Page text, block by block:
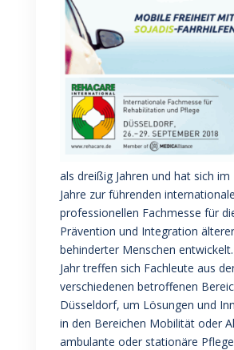
als dreißig Jahren und hat sich
Jahre zur führenden
professionellen Fachmesse für
Prävention und Integration
behinderter Menschen
Jahr treffen sich Fachleute aus
verschiedenen betroffenen
Düsseldorf, um Lösungen und
in den Bereichen Mobilität oder
ambulante oder stationäre